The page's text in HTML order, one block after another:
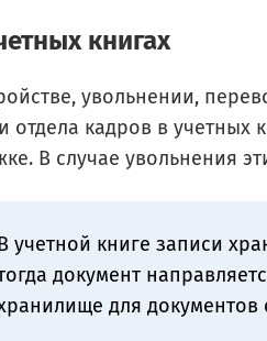
книгах
увольнении,
отдела кадров в учетных
В случае увольнения
учетной книге записи
документ
для документов